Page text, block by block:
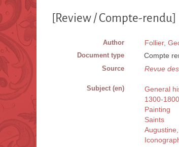
[Review / Compte-rendu]
Author Follier,
Document type Compte
Source Revue
Subject (en)
General
1300-1800
Painting
Saints